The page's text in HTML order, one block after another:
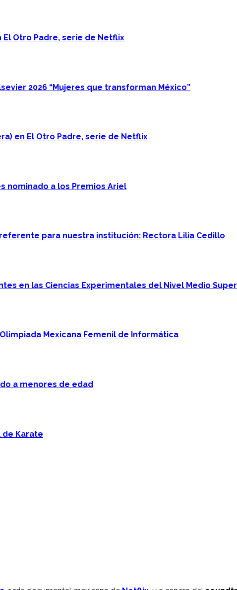
El Otro Padre, serie de Netflix
2026 “Mujeres que transforman México”
en El Otro Padre, serie de Netflix
nominado a los Premios Ariel
para nuestra institución: Rectora Lilia Cedillo
en las Ciencias Experimentales del Nivel Medio
Mexicana Femenil de Informática
a menores de edad
de Karate